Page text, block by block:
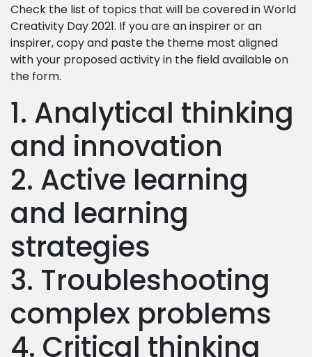
Check the list of topics that will be covered in World
Creativity Day 2021. If you are an inspirer or an
inspirer, copy and paste the theme most aligned
with your proposed activity in the field available on
the form.
1. Analytical thinking
and innovation
2. Active learning
and learning
strategies
3. Troubleshooting
complex problems
4. Critical thinking